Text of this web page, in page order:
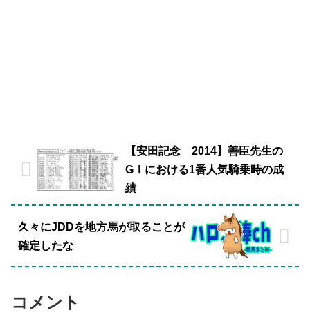
【安田記念 2014】善臣先生の
GⅠにおける1番人気騎乗時の成
績
久々にJDDを地方馬が取ることが
確定したな
コメント